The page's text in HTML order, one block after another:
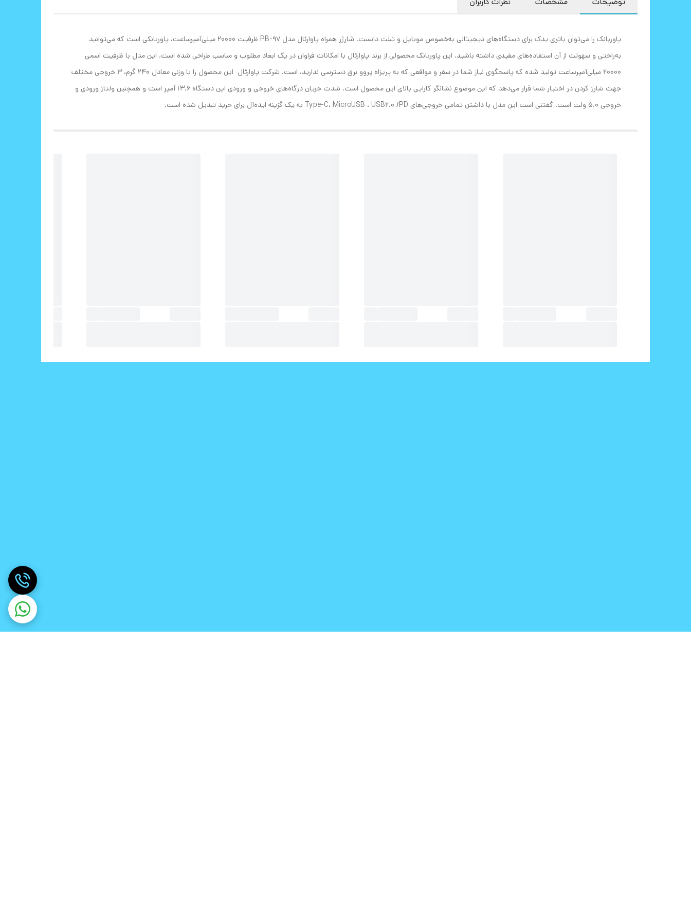
پاوربانک را می‌‌توان باتری یدک برای دستگاه‌های دیجیتالی به‌خصوص موبایل و تبلت دانست. شارژر همراه پاوارئال مدل PB-97 ظرفیت 20000 میلی‌آمپرساعت، پاوربانکی است که می‌توانید
به‌راحتی و سهولت از آن استفاده‌های مفیدی داشته باشید. این پاوربانک محصولی از برند پاوارئال با امکانات فراوان در یک ابعاد مطلوب و مناسب طراحی شده است. این مدل با ظرفیت اسمی
20000 میلی‌آمپرساعت تولید شده که پاسخگوی نیاز شما در سفر و مواقعی که به پریزاه پروو برق دسترسی ندارید، است. شرکت پاوارئال این محصول را با وزنی معادل 240 گرم، 3 خروجی مختلف
جهت شارژ کردن در اختیار شما قرار می‌دهد که این موضوع نشانگر کارایی بالای این محصول است. شدت جریان درگاه‌های خروجی و ورودی این دستگاه 13.6 آمپر است و همچنین ولتاژ ورودی و
خروجی 5.0 ولت است. گفتنی است این مدل با داشتن تمامی خروجی‌های Type-C، MicroUSB ، USB2.0 /PD به یک گزینه ایده‌آل برای خرید تبدیل شده‌ است.